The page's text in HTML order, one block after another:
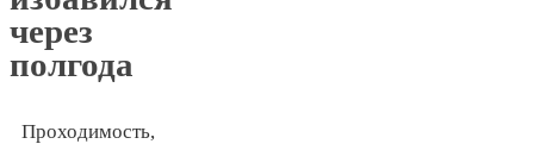
через
полгода
Проходимость,